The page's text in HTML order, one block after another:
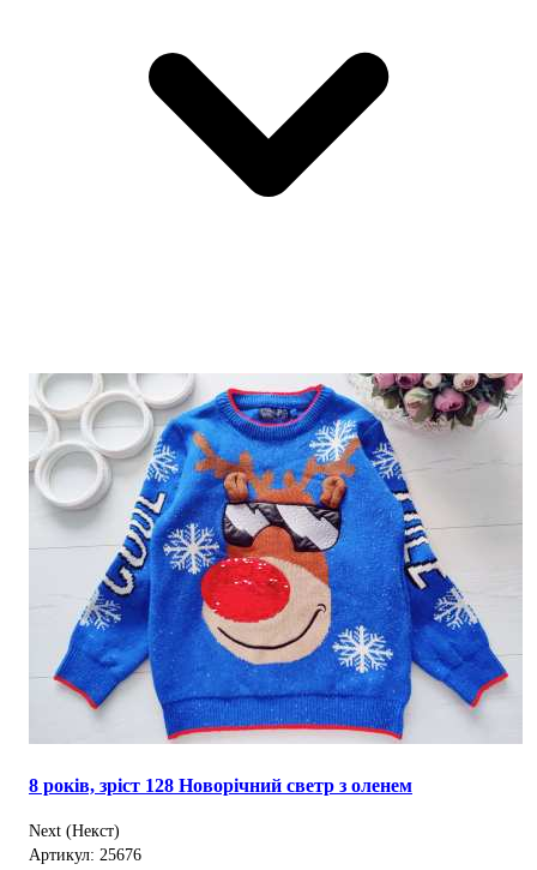
8 років, зріст 128 Новорічний светр з оленем
Next (Некст)
Артикул: 25676